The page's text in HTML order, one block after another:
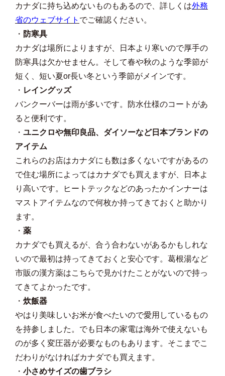
カナダに持ち込めないものもあるので、詳しくは外務
省のウェブサイト でご確認ください。
・ 防寒具
カナダは場所によりますが、日本より寒いので厚手の
防寒具は欠かせません。そして春や秋のような季節が
短く、短い夏or長い冬という季節がメインです。
・ レイングッズ
バンクーバーは雨が多いです。防水仕様のコートがあ
ると便利です。
・ ユニクロや無印良品、ダイソーなど日本ブランドの
アイテム
これらのお店はカナダにも数は多くないですがあるの
で住む場所によってはカナダでも買えますが、日本よ
り高いです。ヒートテックなどのあったかインナーは
マストアイテムなので何枚か持ってきておくと助かり
ます。
・ 薬
カナダでも買えるが、合う合わないがあるかもしれな
いので最初は持ってきておくと安心です。葛根湯など
市販の漢方薬はこちらで見かけたことがないので持っ
てきてよかったです。
・ 炊飯器
やはり美味しいお米が食べたいので愛用しているもの
を持参しました。でも日本の家電は海外で使えないも
のが多く変圧器が必要なものもあります。そこまでこ
だわりがなければカナダでも買えます。
・ 小さめサイズの歯ブラシ